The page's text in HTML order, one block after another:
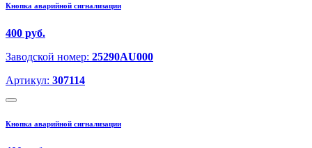
Кнопка аварийной сигнализации
400 руб.
Заводской номер: 25290AU000
Артикул: 307114
Кнопка аварийной сигнализации